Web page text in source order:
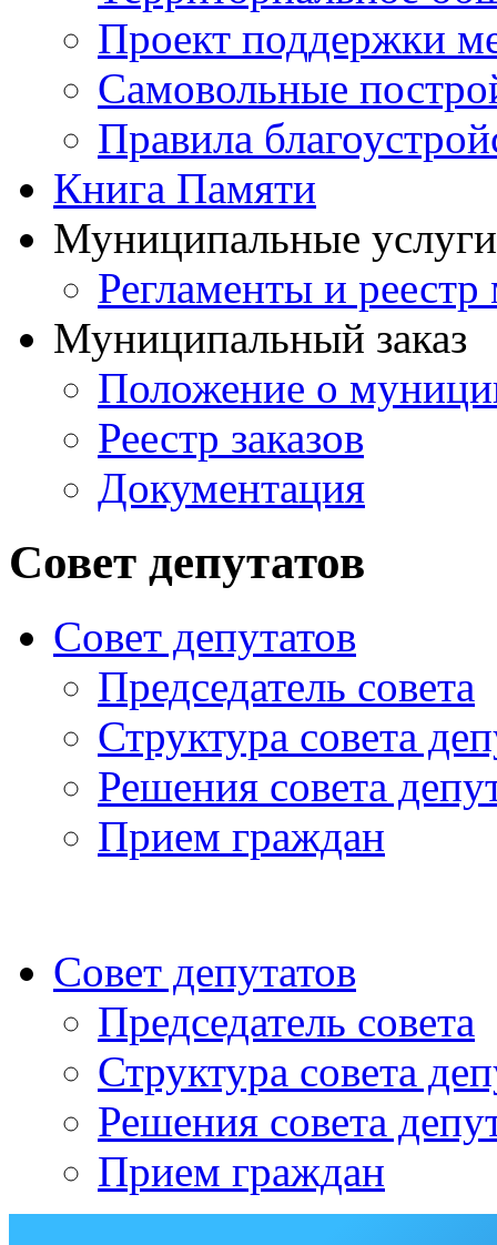
Проект поддержки
Самовольные
Правила
Книга Памяти
Муниципальные услуги
Регламенты и
Муниципальный заказ
Положение о
Реестр заказов
Документация
Совет депутатов
Совет депутатов
Председатель совета
Структура совета
Решения совета
Прием граждан
Совет депутатов
Председатель совета
Структура совета
Решения совета
Прием граждан